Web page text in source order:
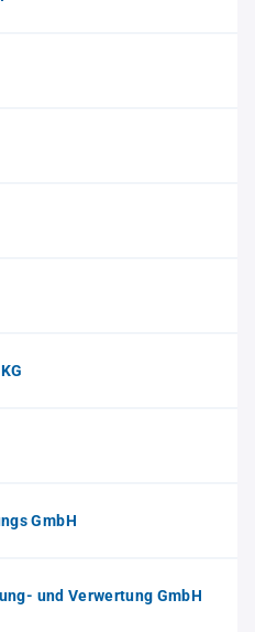
GmbH
und Verwertung GmbH